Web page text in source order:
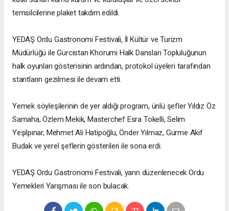
temsilcilerine plaket takdim edildi.
YEDAŞ Ordu Gastronomi Festivali, İl Kültür ve Turizm
Müdürlüğü ile Gürcistan Khorumi Halk Dansları Topluluğunun
halk oyunları gösterisinin ardından, protokol üyeleri tarafından
stantların gezilmesi ile devam etti.
Yemek söyleşilerinin de yer aldığı program, ünlü şefler Yıldız Öz
Samaha, Özlem Mekik, Masterchef Esra Tokelli, Selim
Yeşilpınar, Mehmet Ali Hatipoğlu, Önder Yılmaz, Gurme Akif
Budak ve yerel şeflerin gösterileri ile sona erdi.
YEDAŞ Ordu Gastronomi Festivali, yarın düzenlenecek Ordu
Yemekleri Yarışması ile son bulacak.